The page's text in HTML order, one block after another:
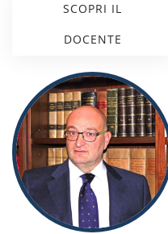
SCOPRI IL
DOCENTE